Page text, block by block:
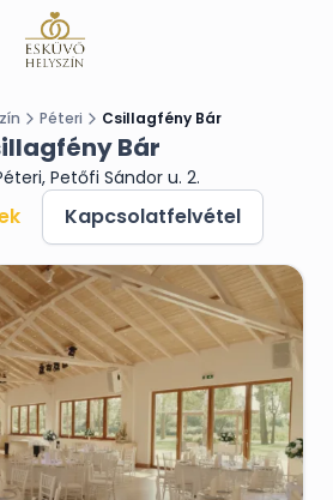
Péteri Csillagfény Bár
Bár
Petőfi Sándor u. 2.
Kapcsolatfelvétel